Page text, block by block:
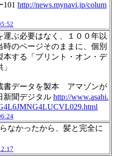
101 http://news.mynavi.jp/colum
運ぶ必要はなく、１００年以
時のページそのままに、個別
本する「プリント・オン・デ
書データを製本 アマゾンが
新聞デジタル http://www.asahi.
なかったから、髪と完全に